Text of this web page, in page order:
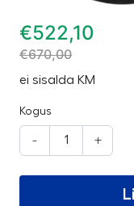
€522,10
€670,00
ei sisalda KM
Kogus
- +